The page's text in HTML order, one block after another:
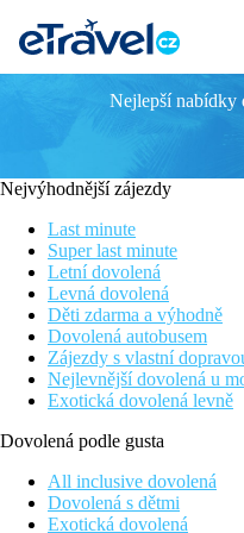
The Views Baia
Hotel pouze pro dospělé
V dosahu centra s
Možnost relaxace v
Informace o hotelu
Moderní hotel se nachází
Zaujme svým
Vzdálenost
pláž: 2000 m
historické centrum: 1000 m
nákupní možnosti: 500 m
letiště FNC: 22 km
Popis pokoje
Dvoulůžkový pokoj
Nejlepší nabídky
Nejvýhodnější zájezdy
Last minute
Super last minute
Letní dovolená
Levná dovolená
Děti zdarma a výhodně
Dovolená autobusem
Zájezdy s vlastní
Nejlevnější dovolená u
Exotická dovolená levně
Dovolená podle gusta
All inclusive dovolená
Dovolená s dětmi
Exotická dovolená